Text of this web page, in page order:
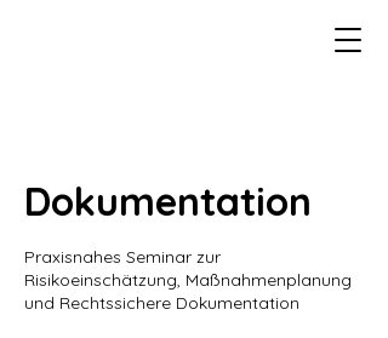
Dokumentation
Praxisnahes Seminar zur
Risikoeinschätzung, Maßnahmenplanung
und Rechtssichere Dokumentation